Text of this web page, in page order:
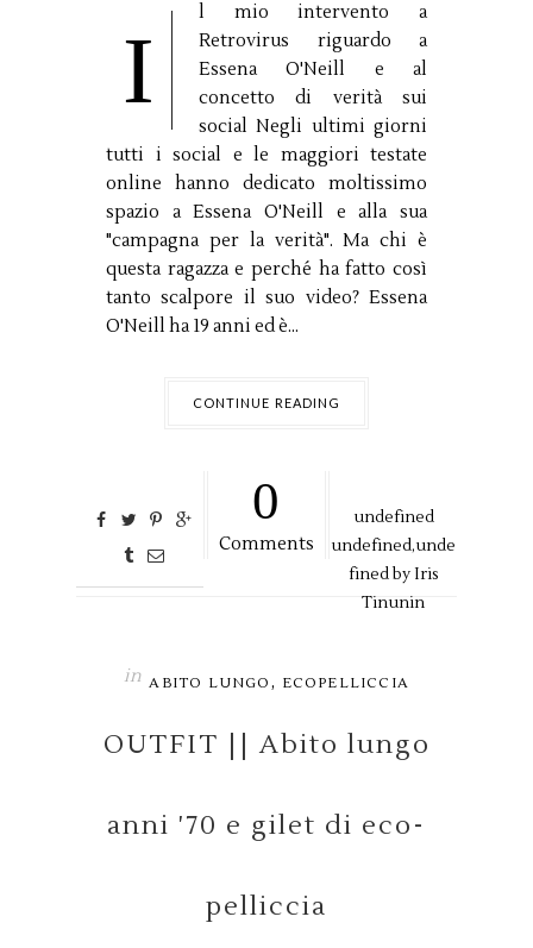
I
l mio intervento a
Retrovirus riguardo a
Essena O'Neill e al
concetto di verità sui
social Negli ultimi giorni
tutti i social e le maggiori testate
online hanno dedicato moltissimo
spazio a Essena O'Neill e alla sua
"campagna per la verità". Ma chi è
questa ragazza e perché ha fatto così
tanto scalpore il suo video? Essena
O'Neill ha 19 anni ed è...
CONTINUE READING
0
Comments
undefined
undefined,unde
fined byIris
Tinunin
in ABITO LUNGO , ECOPELLICCIA
OUTFIT || Abito lungo
anni '70 e gilet di eco-
pelliccia